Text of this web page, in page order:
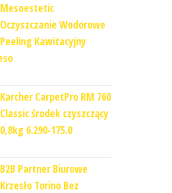
Mesoestetic
Oczyszczanie Wodorowe
Peeling Kawitacyjny
Karcher CarpetPro RM 760
Classic środek czyszczący
0,8kg 6.290-175.0
B2B Partner Biurowe
Krzesło Torino Bez